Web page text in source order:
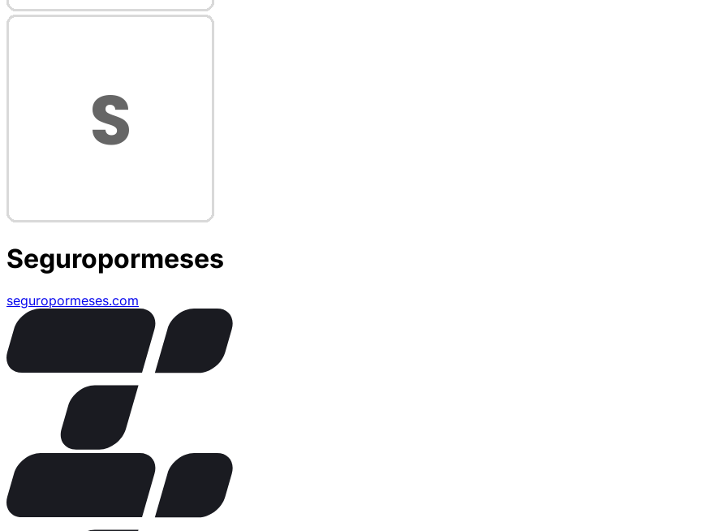
Seguropormeses
seguropormeses.com